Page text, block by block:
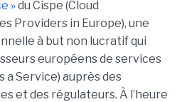
»du Cispe (Cloud
Providers in Europe), une
à but non lucratif qui
européens de services
a Service) auprès des
et des régulateurs. À l’heure